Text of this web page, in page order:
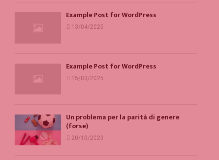
Example Post for WordPress
13/04/2025
Example Post for WordPress
15/03/2025
Un problema per la parità di genere
(forse)
20/10/2023